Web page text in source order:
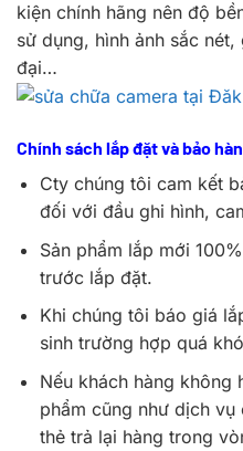
kiện chính hãng nên độ
sử dụng, hình ảnh sắc
đại…
Chính sách lắp đặt và bảo
Cty chúng tôi cam kết
đối với đầu ghi hình,
Sản phẩm lắp mới
trước lắp đặt.
Khi chúng tôi báo giá
sinh trường hợp quá
Nếu khách hàng không
phẩm cũng như dịch vụ
thẻ trả lại hàng trong